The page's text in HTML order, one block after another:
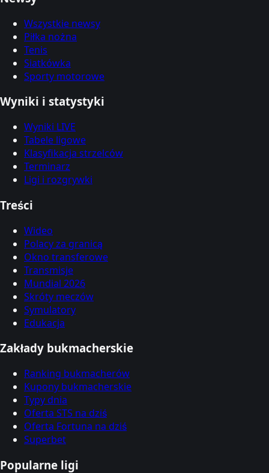
Wszystkie newsy
Piłka nożna
Tenis
Siatkówka
Sporty motorowe
Wyniki i statystyki
Wyniki LIVE
Tabele ligowe
Klasyfikacja strzelców
Terminarz
Ligi i rozgrywki
Treści
Wideo
Polacy za granicą
Okno transferowe
Transmisje
Mundial 2026
Skróty meczów
Symulatory
Edukacja
Zakłady bukmacherskie
Ranking bukmacherów
Kupony bukmacherskie
Typy dnia
Oferta STS na dziś
Oferta Fortuna na dziś
Superbet
Popularne ligi